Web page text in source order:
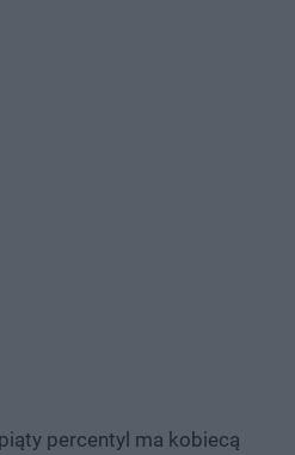
percentyl ma kobiecą